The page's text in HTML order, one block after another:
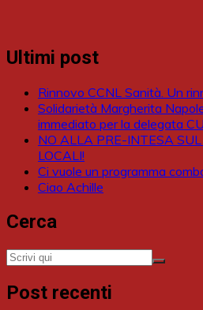
Ultimi post
Rinnovo CCNL Sanità. Un
Solidarietà Margherita
immediato per la delegata
NO ALLA PRE-INTESA
LOCALI!
Ci vuole un programma
Ciao Achille
Cerca
Post recenti